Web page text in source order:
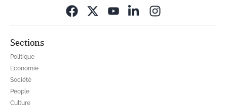
Sections
Politique
Economie
Société
People
Culture